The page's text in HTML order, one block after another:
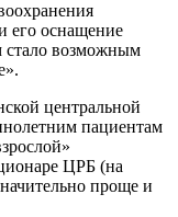
его оснащение
возможным
центральной
пациентам
ЦРБ (на
проще и